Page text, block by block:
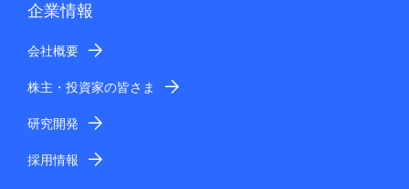
企業情報
会社概要
株主・投資家の皆さま
研究開発
採用情報